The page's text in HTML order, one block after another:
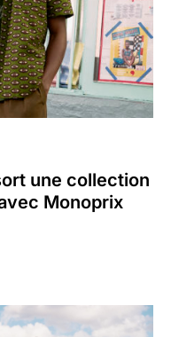
une collection
Monoprix